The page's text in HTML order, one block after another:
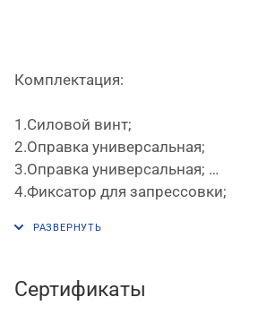
Комплектация:
1.Силовой винт;
2.Оправка универсальная;
3.Оправка универсальная;
4.Фиксатор для запрессовки;
6.Винты для фиксаторов #4 и #5
8.Гайка;
9.Оправка универсальная;
Сертификаты